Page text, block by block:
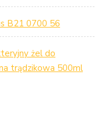
B21 0700 56
żel do
trądzikowa 500ml